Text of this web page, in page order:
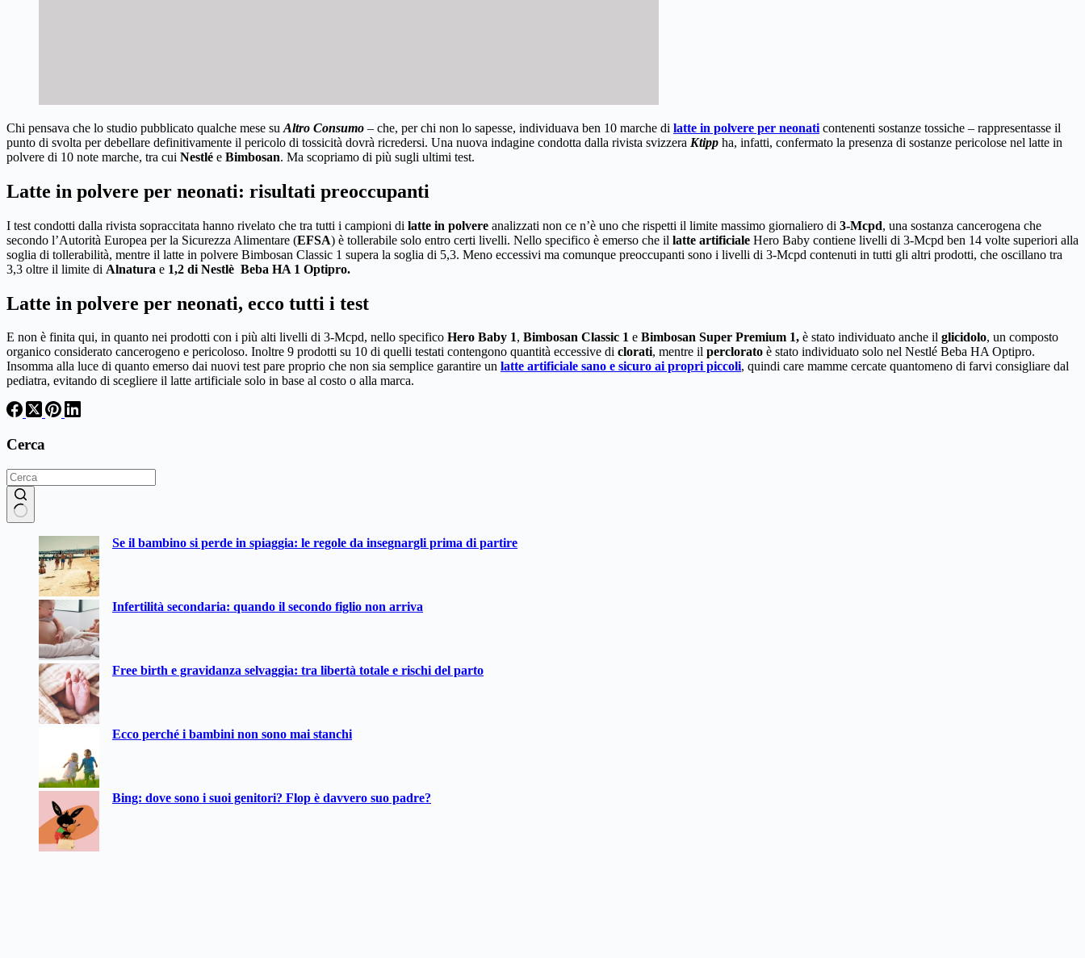
Chi pensava che lo studio pubblicato qualche mese su Altro Consumo – che, per chi non lo sapesse, individuava ben 10 marche di latte in polvere per neonati contenenti sostanze tossiche – rappresentasse il
punto di svolta per debellare definitivamente il pericolo di tossicità dovrà ricredersi. Una nuova indagine condotta dalla rivista svizzera Ktipp ha, infatti, confermato la presenza di sostanze pericolose nel latte in
polvere di 10 note marche, tra cui Nestlé e Bimbosan. Ma scopriamo di più sugli ultimi test.
Latte in polvere per neonati: risultati preoccupanti
I test condotti dalla rivista sopraccitata hanno rivelato che tra tutti i campioni di latte in polvere analizzati non ce n’è uno che rispetti il limite massimo giornaliero di 3-Mcpd, una sostanza cancerogena che
secondo l’Autorità Europea per la Sicurezza Alimentare (EFSA) è tollerabile solo entro certi livelli. Nello specifico è emerso che il latte artificiale Hero Baby contiene livelli di 3-Mcpd ben 14 volte superiori alla
soglia di tollerabilità, mentre il latte in polvere Bimbosan Classic 1 supera la soglia di 5,3. Meno eccessivi ma comunque preoccupanti sono i livelli di 3-Mcpd contenuti in tutti gli altri prodotti, che oscillano tra
3,3 oltre il limite di Alnatura e 1,2 di Nestlè Beba HA 1 Optipro.
Latte in polvere per neonati, ecco tutti i test
E non è finita qui, in quanto nei prodotti con i più alti livelli di 3-Mcpd, nello specifico Hero Baby 1, Bimbosan Classic 1 e Bimbosan Super Premium 1, è stato individuato anche il glicidolo, un composto
organico considerato cancerogeno e pericoloso. Inoltre 9 prodotti su 10 di quelli testati contengono quantità eccessive di clorati, mentre il perclorato è stato individuato solo nel Nestlé Beba HA Optipro.
Insomma alla luce di quanto emerso dai nuovi test pare proprio che non sia semplice garantire un latte artificiale sano e sicuro ai propri piccoli, quindi care mamme cercate quantomeno di farvi consigliare dal
pediatra, evitando di scegliere il latte artificiale solo in base al costo o alla marca.
Cerca
Se il bambino si perde in spiaggia: le regole da insegnargli prima di partire
Infertilità secondaria: quando il secondo figlio non arriva
Free birth e gravidanza selvaggia: tra libertà totale e rischi del parto
Ecco perché i bambini non sono mai stanchi
Bing: dove sono i suoi genitori? Flop è davvero suo padre?